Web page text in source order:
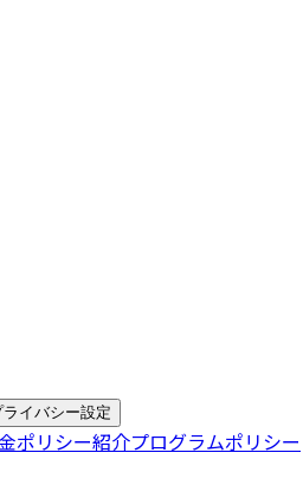
ライバシー設定
ポリシー紹介プログラムポリシー